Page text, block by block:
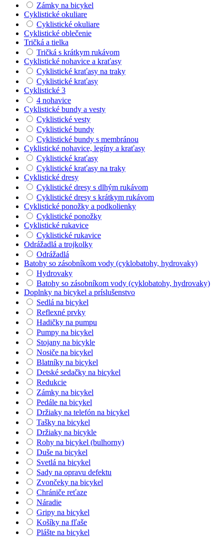
Zámky na bicykel
Cyklistické okuliare
Cyklistické okuliare
Cyklistické oblečenie
Tričká a tielka
Tričká s krátkym rukávom
Cyklistické nohavice a kraťasy
Cyklistické kraťasy na traky
Cyklistické kraťasy
Cyklistické 3
4 nohavice
Cyklistické bundy a vesty
Cyklistické vesty
Cyklistické bundy
Cyklistické bundy s membránou
Cyklistické nohavice, legíny a kraťasy
Cyklistické kraťasy
Cyklistické kraťasy na traky
Cyklistické dresy
Cyklistické dresy s dlhým rukávom
Cyklistické dresy s krátkym rukávom
Cyklistické ponožky a podkolienky
Cyklistické ponožky
Cyklistické rukavice
Cyklistické rukavice
Odrážadlá a trojkolky
Odrážadlá
Batohy so zásobníkom vody (cyklobatohy, hydrovaky)
Hydrovaky
Batohy so zásobníkom vody (cyklobatohy, hydrovaky)
Doplnky na bicykel a príslušenstvo
Sedlá na bicykel
Reflexné prvky
Hadičky na pumpu
Pumpy na bicykel
Stojany na bicykle
Nosiče na bicykel
Blatníky na bicykel
Detské sedačky na bicykel
Redukcie
Zámky na bicykel
Pedále na bicykel
Držiaky na telefón na bicykel
Tašky na bicykel
Držiaky na bicykle
Rohy na bicykel (bulhorny)
Duše na bicykel
Svetlá na bicykel
Sady na opravu defektu
Zvončeky na bicykel
Chrániče reťaze
Náradie
Gripy na bicykel
Košíky na fľaše
Plášte na bicykel